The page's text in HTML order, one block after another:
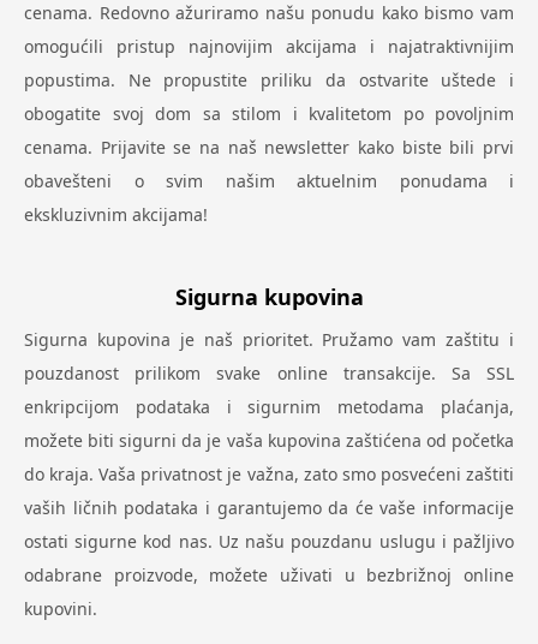
cenama. Redovno ažuriramo našu ponudu kako bismo vam
omogućili pristup najnovijim akcijama i najatraktivnijim
popustima. Ne propustite priliku da ostvarite uštede i
obogatite svoj dom sa stilom i kvalitetom po povoljnim
cenama. Prijavite se na naš newsletter kako biste bili prvi
obavešteni o svim našim aktuelnim ponudama i
ekskluzivnim akcijama!
Sigurna kupovina
Sigurna kupovina je naš prioritet. Pružamo vam zaštitu i
pouzdanost prilikom svake online transakcije. Sa SSL
enkripcijom podataka i sigurnim metodama plaćanja,
možete biti sigurni da je vaša kupovina zaštićena od početka
do kraja. Vaša privatnost je važna, zato smo posvećeni zaštiti
vaših ličnih podataka i garantujemo da će vaše informacije
ostati sigurne kod nas. Uz našu pouzdanu uslugu i pažljivo
odabrane proizvode, možete uživati u bezbrižnoj online
kupovini.